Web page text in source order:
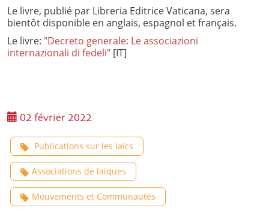
Le livre, publié par Libreria Editrice Vaticana, sera
bientôt disponible en anglais, espagnol et français.
Le livre: "Decreto generale: Le associazioni
internazionali di fedeli" [IT]
02 février 2022
Publications sur les laïcs
Associations de laïques
Mouvements et Communautés